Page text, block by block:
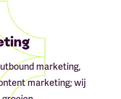
marketing,
marketing; wij